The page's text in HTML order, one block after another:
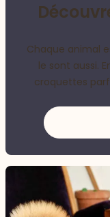
Chaque animal
le sont aussi.
croquettes